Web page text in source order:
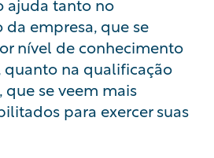
empresa, que se
nível de conhecimento
quanto na qualificação
se veem mais
para exercer suas